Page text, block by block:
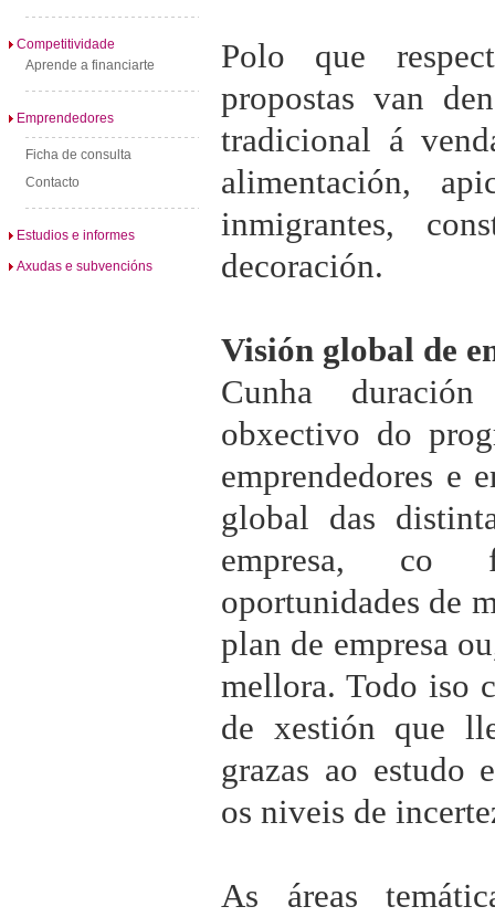
Competitividade
Aprende a financiarte
Emprendedores
Ficha de consulta
Contacto
Estudios e informes
Axudas e subvencións
Polo que
propostas van
tradicional á
alimentación,
inmigrantes,
decoración.
Visión global de
Cunha
obxectivo do
emprendedores e
global das
empresa, co
oportunidades de
plan de empresa
mellora. Todo iso
de xestión que
grazas ao estudo
os niveis de
As áreas